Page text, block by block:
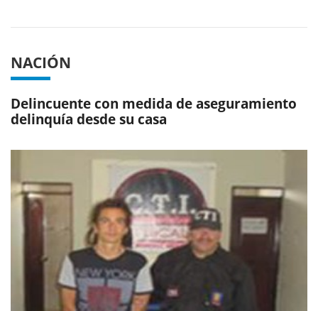
NACIÓN
Delincuente con medida de aseguramiento
delinquía desde su casa